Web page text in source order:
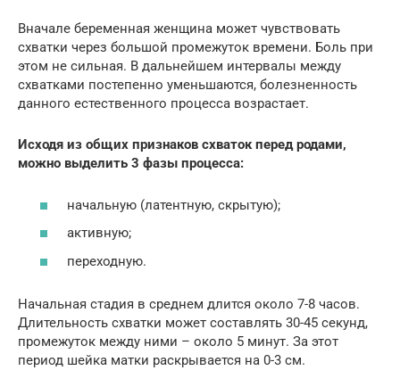
Вначале беременная женщина может чувствовать
схватки через большой промежуток времени. Боль при
этом не сильная. В дальнейшем интервалы между
схватками постепенно уменьшаются, болезненность
данного естественного процесса возрастает.
Исходя из общих признаков схваток перед родами,
можно выделить 3 фазы процесса:
начальную (латентную, скрытую);
активную;
переходную.
Начальная стадия в среднем длится около 7-8 часов.
Длительность схватки может составлять 30-45 секунд,
промежуток между ними – около 5 минут. За этот
период шейка матки раскрывается на 0-3 см.